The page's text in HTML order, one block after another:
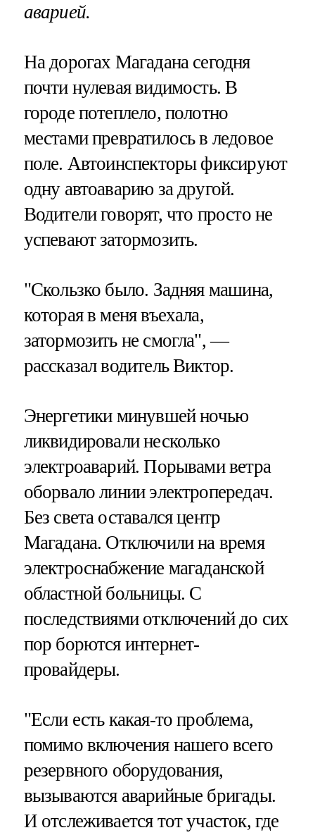
аварией.
На дорогах Магадана сегодня
почти нулевая видимость. В
городе потеплело, полотно
местами превратилось в ледовое
поле. Автоинспекторы фиксируют
одну автоаварию за другой.
Водители говорят, что просто не
успевают затормозить.
"Скользко было. Задняя машина,
которая в меня въехала,
затормозить не смогла", —
рассказал водитель Виктор.
Энергетики минувшей ночью
ликвидировали несколько
электроаварий. Порывами ветра
оборвало линии электропередач.
Без света оставался центр
Магадана. Отключили на время
электроснабжение магаданской
областной больницы. С
последствиями отключений до сих
пор борются интернет-
провайдеры.
"Если есть какая-то проблема,
помимо включения нашего всего
резервного оборудования,
вызываются аварийные бригады.
И отслеживается тот участок, где